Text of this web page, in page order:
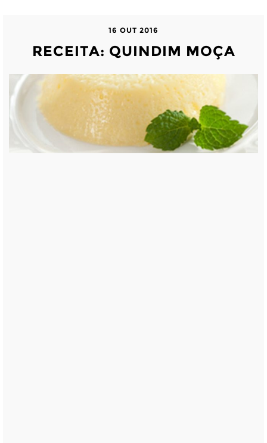
16 OUT 2016
RECEITA: QUINDIM MOÇA